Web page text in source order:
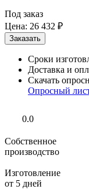
Под заказ
Цена: 26 432 ₽
Сроки
Доставка и
Скачать
Опросный
0.0
Собственное
производство
Изготовление
от 5 дней